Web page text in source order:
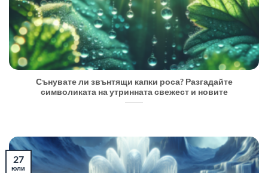
Сънувате ли звънтящи капки роса? Разгадайте
символиката на утринната свежест и новите
27
юли